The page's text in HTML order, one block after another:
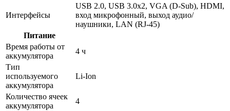
Интерфейсы
USB 2.0, USB 3.0x2, VGA (D-Sub), HDMI,
вход микрофонный, выход аудио/
наушники, LAN (RJ-45)
Питание
Время работы от
аккумулятора
4 ч
Тип
используемого
аккумулятора
Li-Ion
Количество ячеек
аккумулятора
4